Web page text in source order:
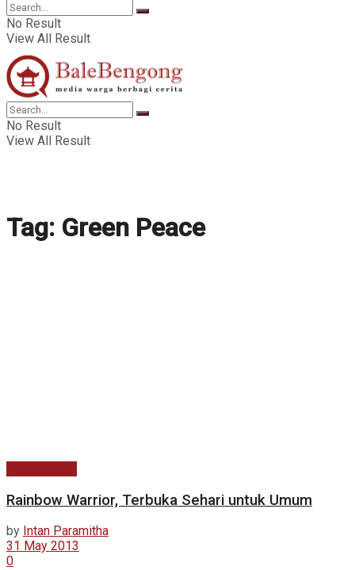
No Result
View All Result
No Result
View All Result
Tag: Green Peace
Rainbow Warrior, Terbuka Sehari untuk Umum
by Intan Paramitha
31 May 2013
0